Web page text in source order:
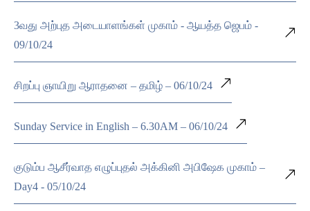
3வது அற்புத அடையாளங்கள் முகாம் - ஆயத்த ஜெபம் -
09/10/24
சிறப்பு ஞாயிறு ஆராதனை – தமிழ் – 06/10/24
Sunday Service in English – 6.30AM – 06/10/24
குடும்ப ஆசீர்வாத எழுப்புதல் அக்கினி அபிஷேக முகாம் –
Day4 - 05/10/24